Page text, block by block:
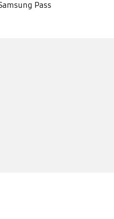
Pass